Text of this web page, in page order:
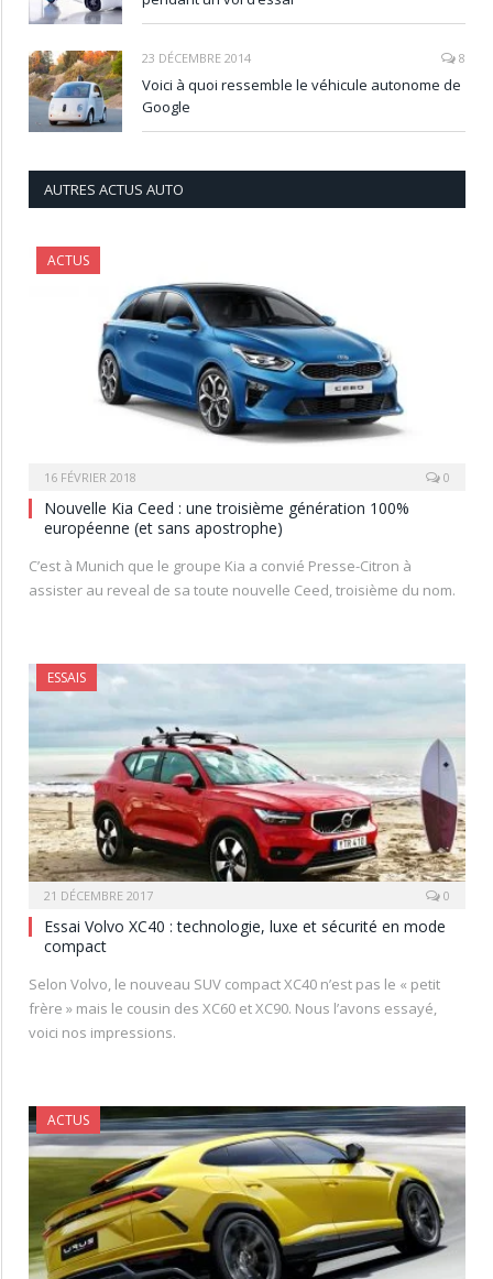
23 DÉCEMBRE 2014 8
Voici à quoi ressemble le véhicule autonome de
Google
AUTRES ACTUS AUTO
ACTUS
16 FÉVRIER 2018 0
Nouvelle Kia Ceed : une troisième génération 100%
européenne (et sans apostrophe)
C’est à Munich que le groupe Kia a convié Presse-Citron à
assister au reveal de sa toute nouvelle Ceed, troisième du nom.
ESSAIS
21 DÉCEMBRE 2017 0
Essai Volvo XC40 : technologie, luxe et sécurité en mode
compact
Selon Volvo, le nouveau SUV compact XC40 n’est pas le « petit
frère » mais le cousin des XC60 et XC90. Nous l’avons essayé,
voici nos impressions.
ACTUS